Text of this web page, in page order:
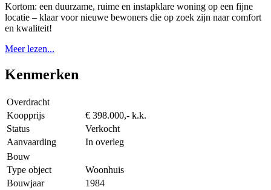
Kortom: een duurzame, ruime en instapklare woning op een fijne
locatie – klaar voor nieuwe bewoners die op zoek zijn naar comfort
en kwaliteit!
Meer lezen...
Kenmerken
Overdracht
Koopprijs
€ 398.000,- k.k.
Status
Verkocht
Aanvaarding
In overleg
Bouw
Type object
Woonhuis
Bouwjaar
1984